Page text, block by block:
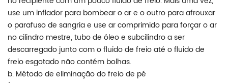
use um inflador para bombear o ar e o outro para afrouxar
o parafuso de sangria e use ar comprimido para forçar o ar
no cilindro mestre, tubo de óleo e subcilindro a ser
descarregado junto com o fluido de freio até o fluido de
freio esgotado não contém bolhas.
b. Método de eliminação do freio de pé